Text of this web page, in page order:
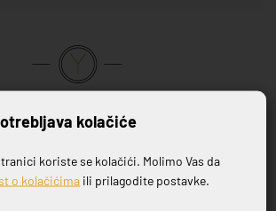
se na naš newsletter
kolačiće
koriste se kolačići. Molimo Vas da
o kolačićima ili prilagodite postavke.